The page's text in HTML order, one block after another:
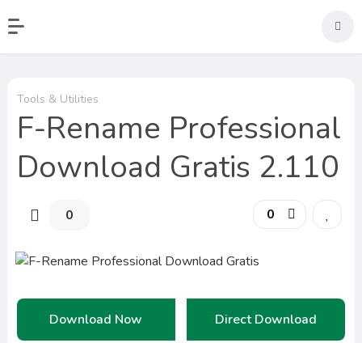
Tools & Utilities
F-Rename Professional
Download Gratis 2.110
0 0
Download Now Direct Download